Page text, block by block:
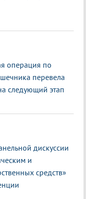
операция по
перевела
следующий этап
дискуссии
и
средств»